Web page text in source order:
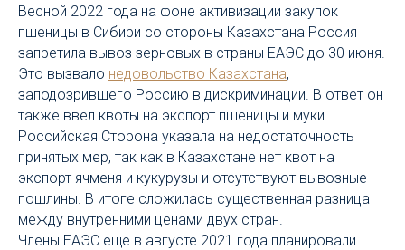
Весной 2022 года на фоне активизации закупок
пшеницы в Сибири со стороны Казахстана Россия
запретила вывоз зерновых в страны ЕАЭС до 30 июня.
Это вызвало недовольство Казахстана,
заподозрившего Россию в дискриминации. В ответ он
также ввел квоты на экспорт пшеницы и муки.
Российская Сторона указала на недостаточность
принятых мер, так как в Казахстане нет квот на
экспорт ячменя и кукурузы и отсутствуют вывозные
пошлины. В итоге сложилась существенная разница
между внутренними ценами двух стран.
Члены ЕАЭС еще в августе 2021 года планировали